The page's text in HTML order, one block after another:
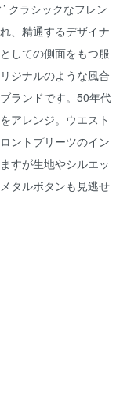
クラシックなフレン
、精通するデザイナ
しての側面をもつ服
ジナルのような風合
ランドです。50年代
アレンジ。ウエスト
ントプリーツのイン
すが生地やシルエッ
タルボタンも見逃せ